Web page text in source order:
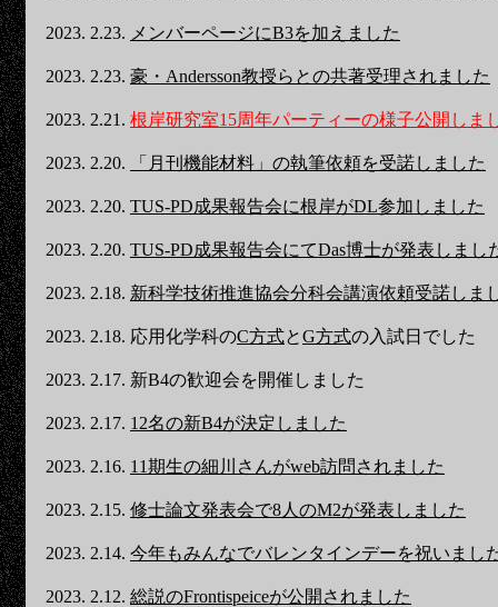
2023. 2.23. メンバーページにB3を加えました
2023. 2.23. 豪・Andersson教授らとの共著受理されました
2023. 2.21. 根岸研究室15周年パーティーの様子公開しま
2023. 2.20. 「月刊機能材料」の執筆依頼を受諾しました
2023. 2.20. TUS-PD成果報告会に根岸がDL参加しました
2023. 2.20. TUS-PD成果報告会にてDas博士が発表しまし
2023. 2.18. 新科学技術推進協会分科会講演依頼受諾しま
2023. 2.18. 応用化学科のC方式とG方式の入試日でした
2023. 2.17. 新B4の歓迎会を開催しました
2023. 2.17. 12名の新B4が決定しました
2023. 2.16. 11期生の細川さんがweb訪問されました
2023. 2.15. 修士論文発表会で8人のM2が発表しました
2023. 2.14. 今年もみんなでバレンタインデーを祝いまし
2023. 2.12. 総説のFrontispeiceが公開されました